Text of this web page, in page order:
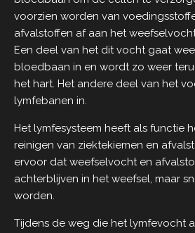
voorzien worden van
afvalstoffen af aan het
Een deel van het dit vocht gaat
bloedbaan in en wordt zo weer
het hart. Het andere deel van het
lymfebanen in.
Het lymfesysteem heeft als functie
reinigen van ziektekiemen en
ervoor dat weefselvocht en
achterblijven in het weefsel, maar
worden.
Tijdens de weg die het lymfevocht